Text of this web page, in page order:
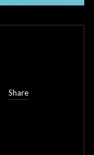
Share